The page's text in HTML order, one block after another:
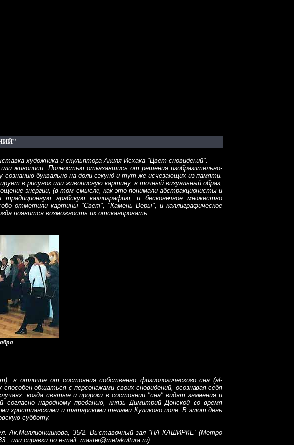
художника и скульптора Акиля Исхака "Цвет сновидений".
живописи. Полностью отказавшись от решения изобразительно-
буквально на доли секунд и тут же исчезающих из памяти.
в рисунок или живописную картину, в точный визуальный образ,
энергии, (в том смысле, как это понимали абстракционисты и
арабскую каллиграфию, и бесконечное множество
отметили картины "Свет", "Камень Веры", и каллиграфическое
появится возможность их отсканировать.
в отличие от состояния собственно физиологического сна (al-
общаться с персонажами своих сновидений, осознавая себя
когда святые и пророки в состоянии "сна" видят знамения и
народному преданию, князь Димитрий Донской во время
христианскими и татарскими телами Куликово поле. В этот день
субботу.
Ак.Миллионщикова, 35/2. Выставочный зал "НА КАШИРКЕ" (Метро
или справки по e-mail: master@metakultura.ru)